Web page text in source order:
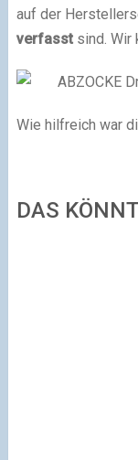
auf der
verfasstsind. Wir
Wie hilfreich war
DAS